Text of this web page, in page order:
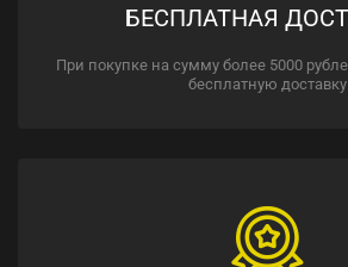
БЕСПЛАТНАЯ
При покупке на сумму более 5000
бесплатную доставку